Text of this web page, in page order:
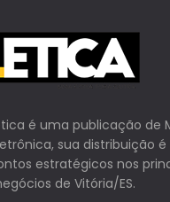
é uma publicação de
sua distribuição
estratégicos nos
de Vitória/ES.